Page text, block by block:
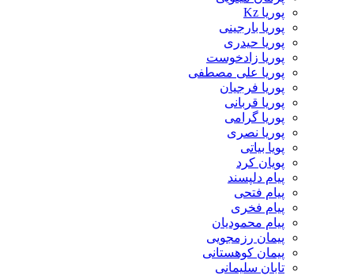
پوریا Kz
پوریا بارجینی
پوریا حیدری
پوریا زادخوست
پوریا علی مصطفی
پوریا فرجیان
پوریا قربانی
پوریا گرامی
پوریا نصری
پویا بیاتی
پویان کرد
پیام دلپسند
پیام فتحی
پیام فخری
پیام محمودیان
پیمان رزمجویی
پیمان کوهستانی
تابان سلیمانی